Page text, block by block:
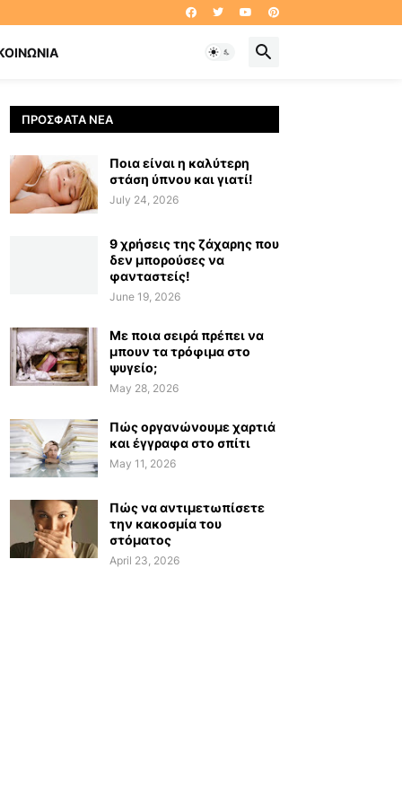
ΠΡΌΣΦΑΤΑ ΝΈΑ
Ποια είναι η καλύτερη
στάση ύπνου και γιατί!
July 24, 2026
9 χρήσεις της ζάχαρης που
δεν μπορούσες να
φανταστείς!
June 19, 2026
Με ποια σειρά πρέπει να
μπουν τα τρόφιμα στο
ψυγείο;
May 28, 2026
Πώς οργανώνουμε χαρτιά
και έγγραφα στο σπίτι
May 11, 2026
Πώς να αντιμετωπίσετε
την κακοσμία του
στόματος
April 23, 2026